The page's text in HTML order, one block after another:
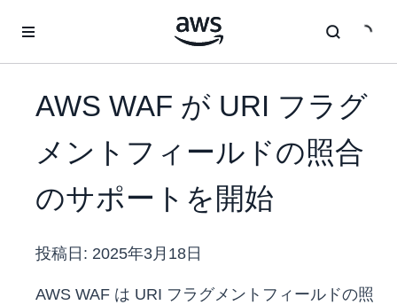
AWS WAF が URI フラグ
メントフィールドの照合
のサポートを開始
投稿日: 2025年3月18日
AWS WAF は URI フラグメントフィールドの照